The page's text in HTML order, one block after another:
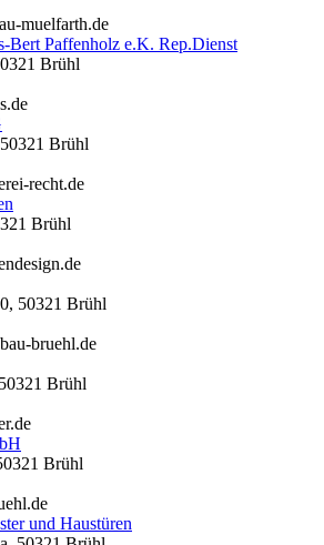
muelfarth.de
Bert Paffenholz e.K. Rep.Dienst
Brühl
Brühl
recht.de
Brühl
50321 Brühl
bruehl.de
Brühl
Brühl
und Haustüren